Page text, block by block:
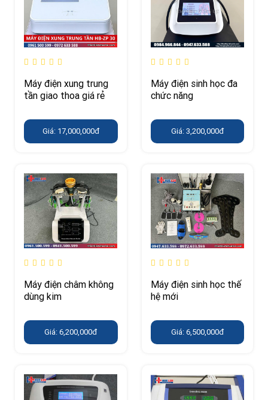
Máy điện xung trung
tần giao thoa giá rẻ
Giá: 17,000,000đ
Máy điện sinh học đa
chức năng
Giá: 3,200,000đ
Máy điện châm không
dùng kim
Giá: 6,200,000đ
Máy điện sinh học thế
hệ mới
Giá: 6,500,000đ